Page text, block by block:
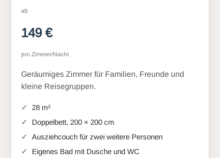
ab
149 €
pro Zimmer/Nacht
Geräumiges Zimmer für Familien, Freunde und
kleine Reisegruppen.
28 m²
Doppelbett, 200 × 200 cm
Ausziehcouch für zwei weitere Personen
Eigenes Bad mit Dusche und WC